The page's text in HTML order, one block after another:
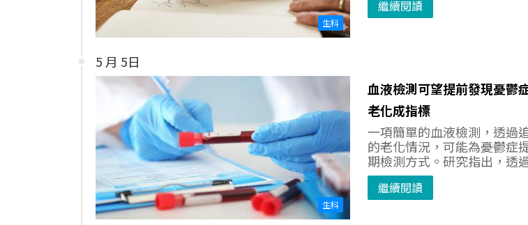
生科
繼續閱讀
5 月 5日
生科
血液檢測可望提前發現憂鬱
老化成指標
一項簡單的血液檢測，透過
的老化情況，可能為憂鬱症
期檢測方式。研究指出，透
繼續閱讀